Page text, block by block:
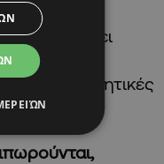
ΤΩΝ
που βρίσκει
που
τις κυβερνητικές